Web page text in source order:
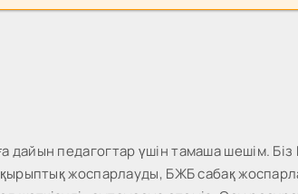
дайын педагогтар үшін тамаша шешім.
жоспарлауды, БЖБ сабақ